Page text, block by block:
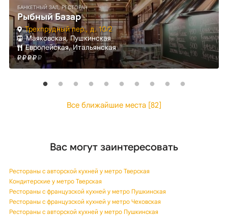
БАНКЕТНЫЙ ЗАЛ, РЕСТОРАН
Рыбный Базар
Трехпрудный пер., д. 10/2
Маяковская, Пушкинская
Европейская, Итальянская
Все ближайшие места [82]
Вас могут заинтересовать
Рестораны с авторской кухней у метро Тверская
Кондитерские у метро Тверская
Рестораны с французской кухней у метро Пушкинская
Рестораны с французской кухней у метро Чеховская
Рестораны с авторской кухней у метро Пушкинская